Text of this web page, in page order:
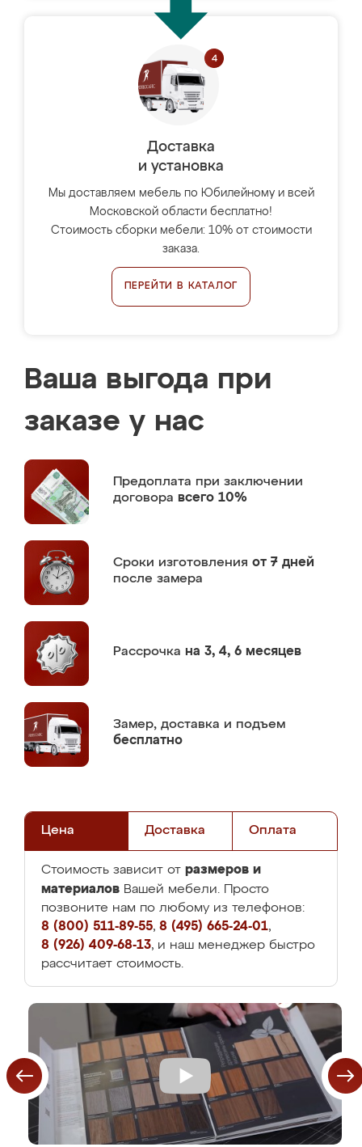
Доставка
и установка
Мы доставляем мебель по Юбилейному и всей
Московской области бесплатно!
Стоимость сборки мебели: 10% от стоимости
заказа.
ПЕРЕЙТИ В КАТАЛОГ
Ваша выгода при
заказе у нас
Предоплата при заключении
договора всего 10%
Сроки изготовления от 7 дней
после замера
Рассрочка на 3, 4, 6 месяцев
Замер, доставка и подъем
бесплатно
Цена Доставка Оплата
Стоимость зависит от размеров и
материалов Вашей мебели. Просто
позвоните нам по любому из телефонов:
8 (800) 511-89-55, 8 (495) 665-24-01,
8 (926) 409-68-13, и наш менеджер быстро
рассчитает стоимость.